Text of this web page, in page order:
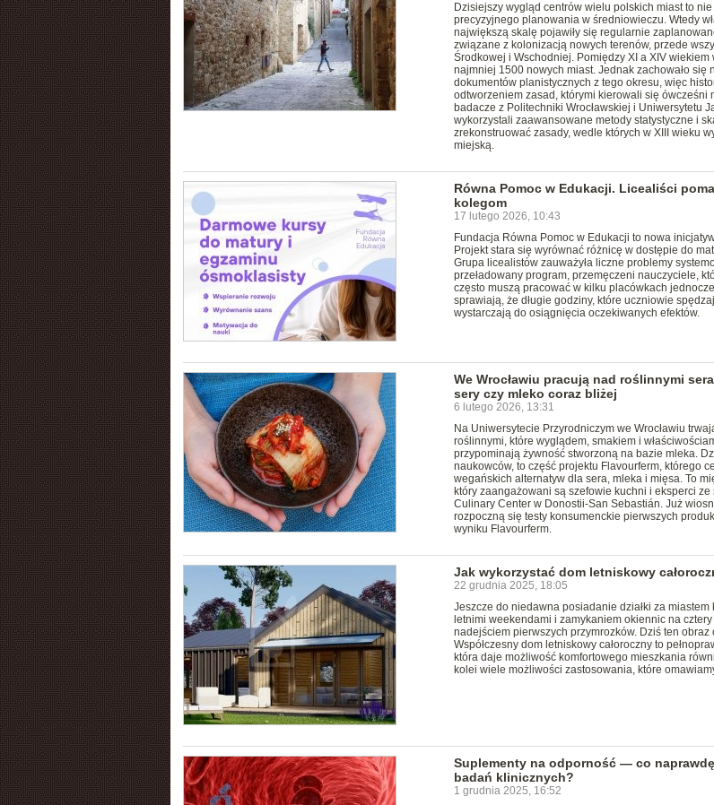
Dzisiejszy wygląd centrów wielu polskich miast to
precyzyjnego planowania w średniowieczu. Wtedy
największą skalę pojawiły się regularnie
związane z kolonizacją nowych terenów, przede
Środkowej i Wschodniej. Pomiędzy XI a XIV wiekiem
najmniej 1500 nowych miast. Jednak zachowało się
dokumentów planistycznych z tego okresu, więc
odtworzeniem zasad, którymi kierowali się ówcześni
badacze z Politechniki Wrocławskiej i Uniwersytetu
wykorzystali zaawansowane metody statystyczne i
zrekonstruować zasady, wedle których w XIII wieku
miejską.
Równa Pomoc w Edukacji. Licealiści
kolegom
17 lutego 2026, 10:43
Fundacja Równa Pomoc w Edukacji to nowa
Projekt stara się wyrównać różnicę w dostępie do
Grupa licealistów zauważyła liczne problemy
przeładowany program, przemęczeni nauczyciele,
często muszą pracować w kilku placówkach
sprawiają, że długie godziny, które uczniowie
wystarczają do osiągnięcia oczekiwanych efektów.
We Wrocławiu pracują nad roślinnymi
sery czy mleko coraz bliżej
6 lutego 2026, 13:31
Na Uniwersytecie Przyrodniczym we Wrocławiu
roślinnymi, które wyglądem, smakiem i
przypominają żywność stworzoną na bazie mleka.
naukowców, to część projektu Flavourferm, którego
wegańskich alternatyw dla sera, mleka i mięsa. To
który zaangażowani są szefowie kuchni i eksperci ze
Culinary Center w Donostii-San Sebastián. Już
rozpoczną się testy konsumenckie pierwszych
wyniku Flavourferm.
Jak wykorzystać dom letniskowy
22 grudnia 2025, 18:05
Jeszcze do niedawna posiadanie działki za miastem
letnimi weekendami i zamykaniem okiennic na
nadejściem pierwszych przymrozków. Dziś ten obraz
Współczesny dom letniskowy całoroczny to
która daje możliwość komfortowego mieszkania
kolei wiele możliwości zastosowania, które
Suplementy na odporność — co naprawdę
badań klinicznych?
1 grudnia 2025, 16:52